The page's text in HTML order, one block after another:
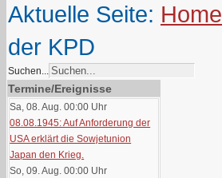
Aktuelle Seite: Home
der KPD
Suchen...
Termine/Ereignisse
Sa, 08. Aug. 00:00 Uhr
08.08.1945: Auf Anforderung der
USA erklärt die Sowjetunion
Japan den Krieg.
So, 09. Aug. 00:00 Uhr